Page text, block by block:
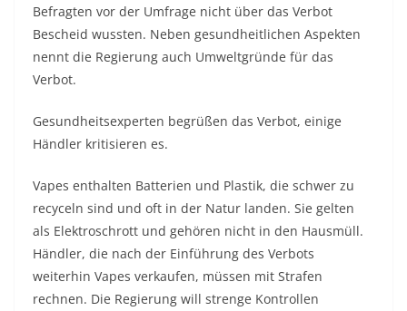
Befragten vor der Umfrage nicht über das Verbot
Bescheid wussten. Neben gesundheitlichen Aspekten
nennt die Regierung auch Umweltgründe für das
Verbot.
Gesundheitsexperten begrüßen das Verbot, einige
Händler kritisieren es.
Vapes enthalten Batterien und Plastik, die schwer zu
recyceln sind und oft in der Natur landen. Sie gelten
als Elektroschrott und gehören nicht in den Hausmüll.
Händler, die nach der Einführung des Verbots
weiterhin Vapes verkaufen, müssen mit Strafen
rechnen. Die Regierung will strenge Kontrollen